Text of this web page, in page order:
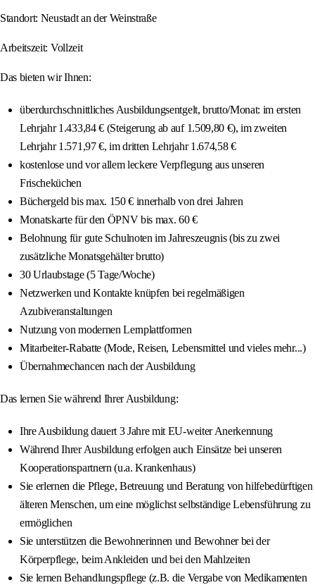
Standort: Neustadt an der Weinstraße
Arbeitszeit: Vollzeit
Das bieten wir Ihnen:
überdurchschnittliches Ausbildungsentgelt, brutto/Monat: im ersten
Lehrjahr 1.433,84 € (Steigerung ab auf 1.509,80 €), im zweiten
Lehrjahr 1.571,97 €, im dritten Lehrjahr 1.674,58 €
kostenlose und vor allem leckere Verpflegung aus unseren
Frischeküchen
Büchergeld bis max. 150 € innerhalb von drei Jahren
Monatskarte für den ÖPNV bis max. 60 €
Belohnung für gute Schulnoten im Jahreszeugnis (bis zu zwei
zusätzliche Monatsgehälter brutto)
30 Urlaubstage (5 Tage/Woche)
Netzwerken und Kontakte knüpfen bei regelmäßigen
Azubiveranstaltungen
Nutzung von modernen Lernplattformen
Mitarbeiter-Rabatte (Mode, Reisen, Lebensmittel und vieles mehr...)
Übernahmechancen nach der Ausbildung
Das lernen Sie während Ihrer Ausbildung:
Ihre Ausbildung dauert 3 Jahre mit EU-weiter Anerkennung
Während Ihrer Ausbildung erfolgen auch Einsätze bei unseren
Kooperationspartnern (u.a. Krankenhaus)
Sie erlernen die Pflege, Betreuung und Beratung von hilfebedürftigen
älteren Menschen, um eine möglichst selbständige Lebensführung zu
ermöglichen
Sie unterstützen die Bewohnerinnen und Bewohner bei der
Körperpflege, beim Ankleiden und bei den Mahlzeiten
Sie lernen Behandlungspflege (z.B. die Vergabe von Medikamenten